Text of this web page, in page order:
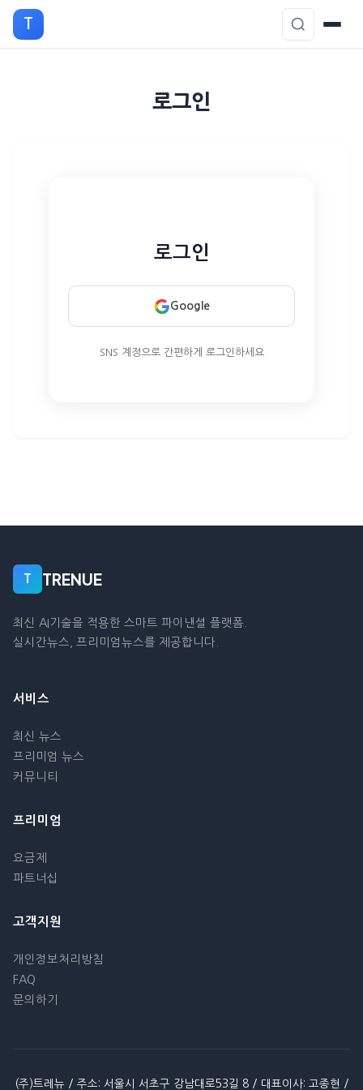
T
로그인
로그인
Google
SNS 계정으로 간편하게 로그인하세요
T TRENUE
최신 AI기술을 적용한 스마트 파이낸셜 플랫폼.
실시간뉴스, 프리미엄뉴스를 제공합니다.
서비스
최신 뉴스
프리미엄 뉴스
커뮤니티
프리미엄
요금제
파트너십
고객지원
개인정보처리방침
FAQ
문의하기
(주)트레뉴 / 주소: 서울시 서초구 강남대로53길 8 / 대표이사: 고종현 /